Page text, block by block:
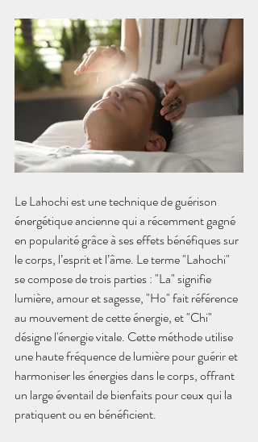
Le Lahochi est une technique de guérison
énergétique ancienne qui a récemment gagné
en popularité grâce à ses effets bénéfiques sur
le corps, l’esprit et l’âme. Le terme "Lahochi"
se compose de trois parties : "La" signifie
lumière, amour et sagesse, "Ho" fait référence
au mouvement de cette énergie, et "Chi"
désigne l'énergie vitale. Cette méthode utilise
une haute fréquence de lumière pour guérir et
harmoniser les énergies dans le corps, offrant
un large éventail de bienfaits pour ceux qui la
pratiquent ou en bénéficient.